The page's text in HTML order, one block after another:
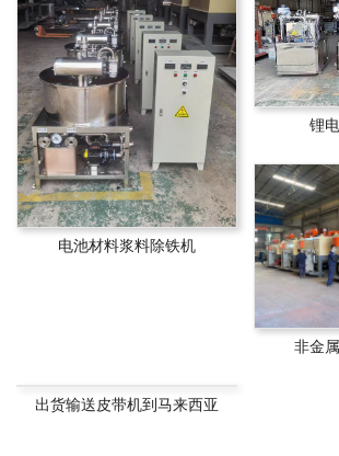
电池材料浆料除铁机
锂
非金
出货输送皮带机到马来西亚